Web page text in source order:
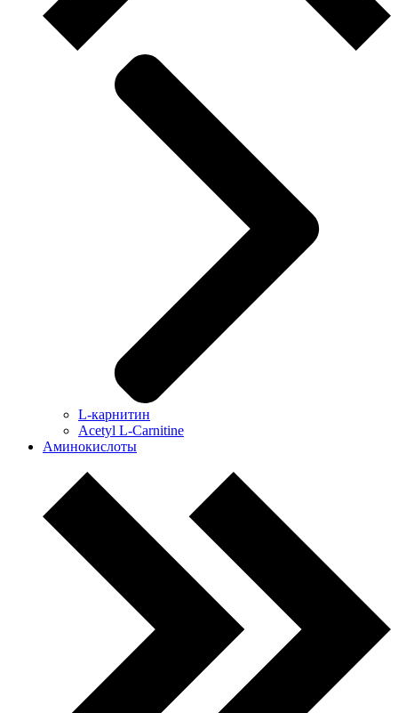
L-карнитин
Acetyl L-Carnitine
Аминокислоты